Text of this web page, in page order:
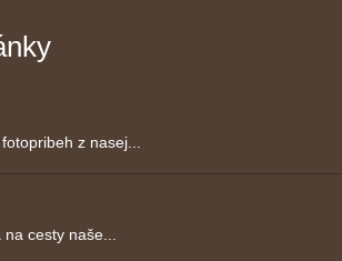
z nasej...
cesty naše...